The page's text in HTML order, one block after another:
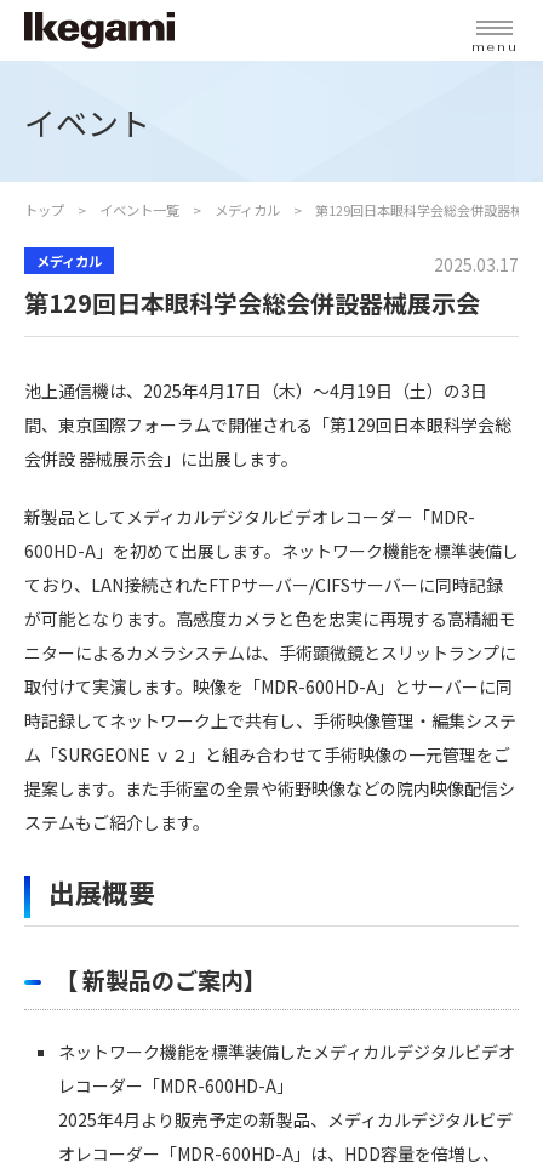
menu
イベント
トップ イベント一覧 メディカル 第129回日本眼科学会総会併設器械展
メディカル 2025.03.17
第129回日本眼科学会総会併設器械展示会
池上通信機は、2025年4月17日（木）～4月19日（土）の3日
間、東京国際フォーラムで開催される「第129回日本眼科学会総
会併設 器械展示会」に出展します。
新製品としてメディカルデジタルビデオレコーダー「MDR-
600HD-A」を初めて出展します。 ネットワーク機能を標準装備し
ており、 LAN接続されたFTPサーバー/CIFSサーバーに同時記録
が可能となります。 高感度カメラと色を忠実に再現する高精細モ
ニターによるカメラシステムは、 手術顕微鏡とスリットランプに
取付けて実演します。 映像を「MDR-600HD-A」とサーバーに同
時記録してネットワーク上で共有し、 手術映像管理・編集システ
ム「SURGEONE ｖ２」と組み合わせて手術映像の一元管理をご
提案します。 また手術室の全景や術野映像などの院内映像配信シ
ステムもご紹介します。
出展概要
【 新製品のご案内】
ネットワーク機能を標準装備したメディカルデジタルビデオ
レコーダー「MDR-600HD-A」
2025年4月より販売予定の新製品、 メディカルデジタルビデ
オレコーダー「MDR-600HD-A」は、HDD容量を倍増し、